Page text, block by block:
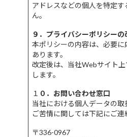
アドレスなどの個人を特定
ん。
９．プライバシーポリシーの
本ポリシーの内容は、必要
あります。
改定後は、当社Webサイト
します。
１ ０．お問い合わせ窓口
当社における個人データの
ご苦情に関しては下記にご連
〒336-0967